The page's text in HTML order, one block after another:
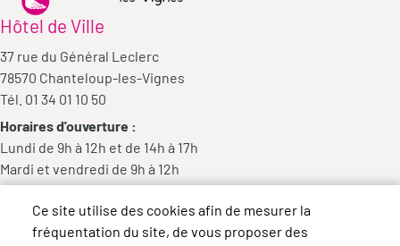
Hôtel de Ville
37 rue du Général Leclerc
78570 Chanteloup-les-Vignes
Tél. 01 34 01 10 50
Horaires d'ouverture :
Lundi de 9h à 12h et de 14h à 17h
Mardi et vendredi de 9h à 12h
Mercredi de 9h à 12h et de 14h à 18h
Jeudi de 14h à 17h
Ce site utilise des cookies afin de mesurer la
fréquentation du site, de vous proposer des